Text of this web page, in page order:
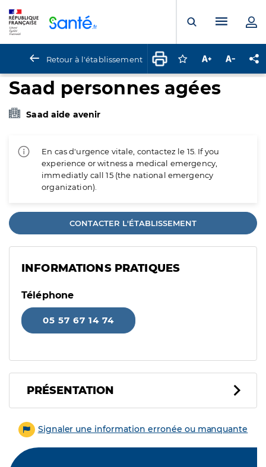
Ouvrir laMenu
Retour à l'établissement Connectez-vous
Augmenter la
Saad personnes agées
Saad aide avenir
En cas d'urgence vitale, contactez le 15. If you
experience or witness a medical emergency,
immediatly call 15 (the national emergency
organization).
CONTACTER L'ÉTABLISSEMENT
INFORMATIONS PRATIQUES
Téléphone
05 57 67 14 74
PRÉSENTATION
Signaler une information erronée ou manquante